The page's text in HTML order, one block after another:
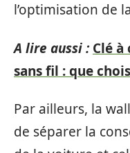
l’optimisation de
A lire aussi : Clé
sans fil : que
Par ailleurs, la
de séparer la